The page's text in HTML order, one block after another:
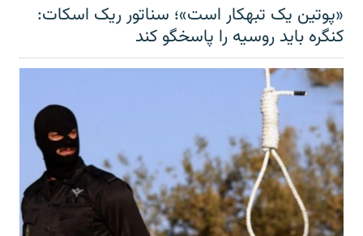
«پوتین یک تبهکار است»؛ سناتور ریک اسکات:
کنگره باید روسیه را پاسخگو کند